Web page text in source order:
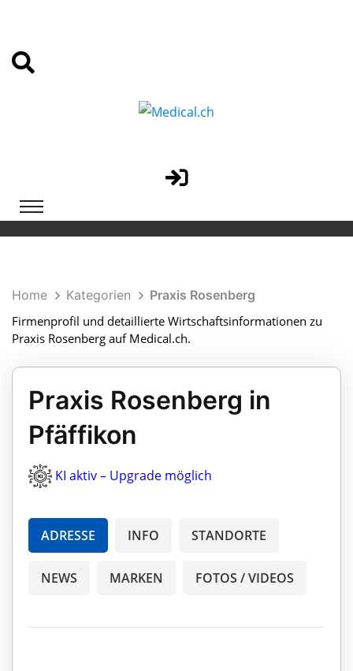
Home Kategorien
Praxis Rosenberg
Firmenprofil und detaillierte Wirtschaftsinformationen zu
Praxis Rosenberg auf Medical.ch.
Praxis Rosenberg in
Pfäffikon
KI aktiv – Upgrade möglich
ADRESSE INFO STANDORTE
NEWS MARKEN FOTOS / VIDEOS